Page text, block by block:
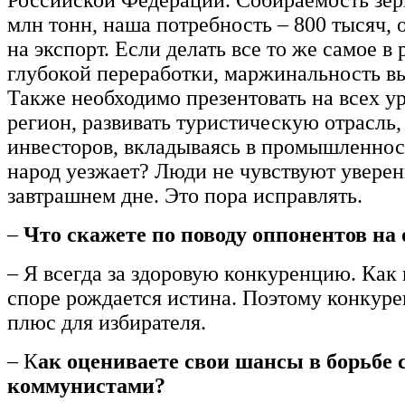
млн тонн, наша потребность – 800 тысяч,
на экспорт. Если делать все то же самое в
глубокой переработки, маржинальность
Также необходимо презентовать на всех
регион, развивать туристическую
инвесторов, вкладываясь в
народ уезжает? Люди не чувствуют
завтрашнем дне. Это пора исправлять.
–Что скажете по поводу оппонентов на
– Я всегда за здоровую конкуренцию. Как
споре рождается истина. Поэтому
плюс для избирателя.
– Как оцениваете свои шансы в борьбе
коммунистами?